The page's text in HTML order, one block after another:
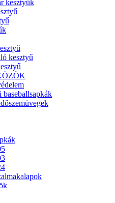
kesztyűk
kesztyű
baseballsapkák